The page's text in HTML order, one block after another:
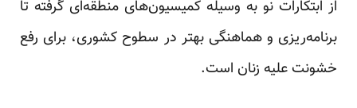
از ابتکارات نو به وسیله کمیسیون‌های منطقه‌ای گرفته تا
برنامه‌ریزی و هماهنگی بهتر در سطوح کشوری، برای رفع
خشونت علیه زنان است.